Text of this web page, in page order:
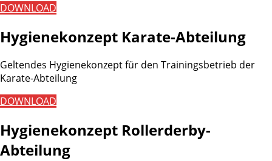
DOWNLOAD
Hygienekonzept Karate-Abteilung
Geltendes Hygienekonzept für den Trainingsbetrieb der
Karate-Abteilung
DOWNLOAD
Hygienekonzept Rollerderby-
Abteilung